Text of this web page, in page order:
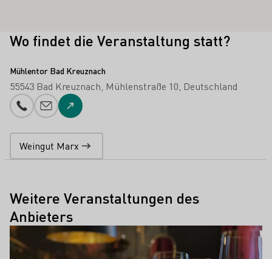
Wo findet die Veranstaltung statt?
Mühlentor Bad Kreuznach
55543 Bad Kreuznach Mühlenstraße 10 Deutschland
Telefonnummer
E-Mail-Adresse
Zur Website
Weingut Marx
Weitere Veranstaltungen des
Anbieters
Mehr erfahren